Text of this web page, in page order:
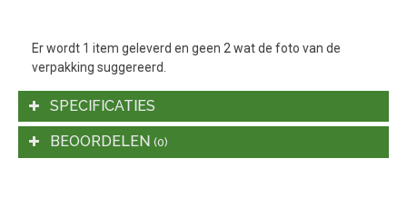
Er wordt 1 item geleverd en geen 2 wat de foto van de
verpakking suggereerd.
SPECIFICATIES
BEOORDELEN (0)